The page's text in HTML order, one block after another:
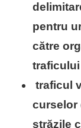
pentru
către
traficul
curselor
străzile